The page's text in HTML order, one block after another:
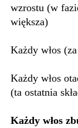
wzrostu (w
większa)
Każdy włos
Każdy włos
(ta ostatnia
Każdy włos